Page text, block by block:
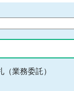
（業務委託）